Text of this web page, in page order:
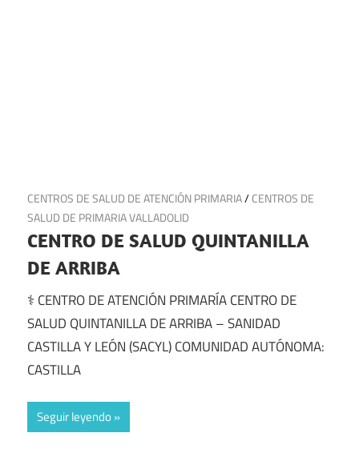
3 de julio de 2025
CENTROS DE SALUD DE ATENCIÓN PRIMARIA/CENTROS DE
SALUD DE PRIMARIA VALLADOLID
CENTRO DE SALUD QUINTANILLA
DE ARRIBA
⚕️ CENTRO DE ATENCIÓN PRIMARÍA CENTRO DE
SALUD QUINTANILLA DE ARRIBA – SANIDAD
CASTILLA Y LEÓN (SACYL) COMUNIDAD AUTÓNOMA:
CASTILLA
Seguir leyendo